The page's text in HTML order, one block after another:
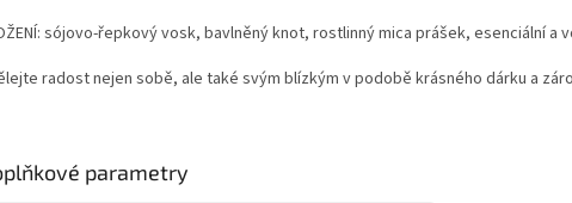
sójovo-řepkový vosk, bavlněný knot, rostlinný mica prášek, esenciální a
radost nejen sobě, ale také svým blízkým v podobě krásného dárku a
parametry